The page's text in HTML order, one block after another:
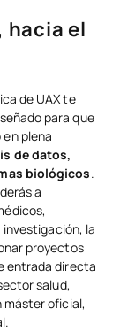
hacia el
de UAX te
para que
plena
de datos,
biológicos.
a
la
proyectos
entrada directa
salud,
máster oficial,